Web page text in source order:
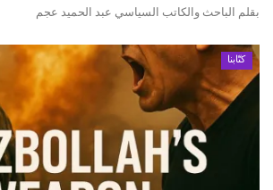
بقلم الباحث والكاتب السياسي عبد الحميد عجم
كتّابنا